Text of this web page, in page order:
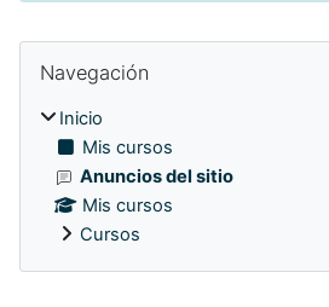
Bloques
Navegación
Inicio
Mis cursos
Anuncios del sitio
Mis cursos
Cursos